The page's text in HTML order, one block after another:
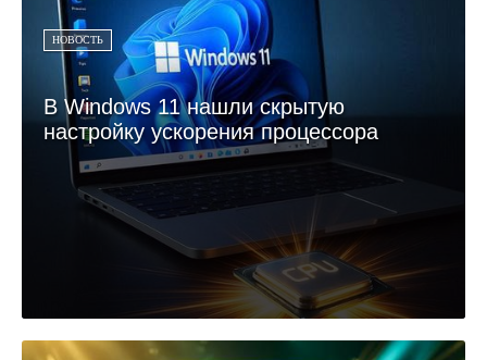
НОВОСТЬ
В Windows 11 нашли скрытую
настройку ускорения процессора